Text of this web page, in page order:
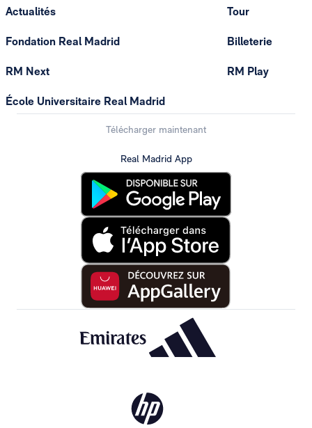
Actualités
Fondation Real Madrid
RM Next
École Universitaire Real Madrid
Tour
Billeterie
RM Play
Télécharger maintenant
Real Madrid App